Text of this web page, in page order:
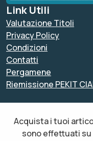
Link Utili
Valutazione Titoli
Privacy Policy
Condizioni
Contatti
Pergamene
Riemissione PEKIT
Acquista i tuoi
sono effettuati su